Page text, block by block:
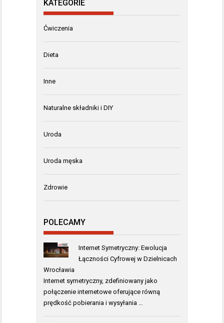
KATEGORIE
Ćwiczenia
Dieta
Inne
Naturalne składniki i DIY
Uroda
Uroda męska
Zdrowie
POLECAMY
Internet Symetryczny: Ewolucja
Łączności Cyfrowej w Dzielnicach
Wrocławia
Internet symetryczny, zdefiniowany jako
połączenie internetowe oferujące równą
prędkość pobierania i wysyłania …